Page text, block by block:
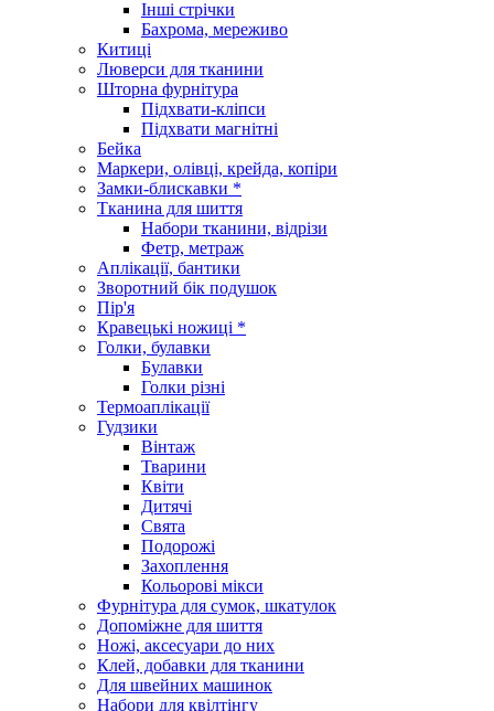
Інші стрічки
Бахрома, мереживо
Китиці
Люверси для тканини
Шторна фурнітура
Підхвати-кліпси
Підхвати магнітні
Бейка
Маркери, олівці, крейда, копіри
Замки-блискавки *
Тканина для шиття
Набори тканини, відрізи
Фетр, метраж
Аплікації, бантики
Зворотний бік подушок
Пір'я
Кравецькі ножиці *
Голки, булавки
Булавки
Голки різні
Термоаплікації
Гудзики
Вінтаж
Тварини
Квіти
Дитячі
Свята
Подорожі
Захоплення
Кольорові мікси
Фурнітура для сумок, шкатулок
Допоміжне для шиття
Ножі, аксесуари до них
Клей, добавки для тканини
Для швейних машинок
Набори для квілтінгу